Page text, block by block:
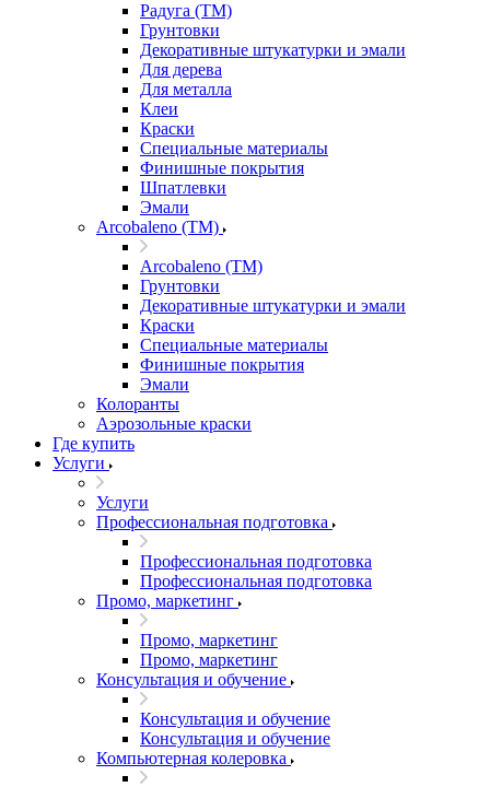
Радуга (ТМ)
Грунтовки
Декоративные штукатурки и эмали
Для дерева
Для металла
Клеи
Краски
Специальные материалы
Финишные покрытия
Шпатлевки
Эмали
Arcobaleno (ТМ)
Arcobaleno (ТМ)
Грунтовки
Декоративные штукатурки и эмали
Краски
Специальные материалы
Финишные покрытия
Эмали
Колоранты
Аэрозольные краски
Где купить
Услуги
Услуги
Профессиональная подготовка
Профессиональная подготовка
Профессиональная подготовка
Промо, маркетинг
Промо, маркетинг
Промо, маркетинг
Консультация и обучение
Консультация и обучение
Консультация и обучение
Компьютерная колеровка